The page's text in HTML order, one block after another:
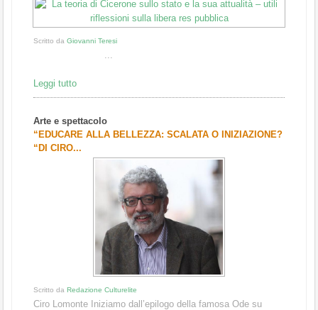
Scritto da Giovanni Teresi
...
Leggi tutto
Arte e spettacolo
“EDUCARE ALLA BELLEZZA: SCALATA O INIZIAZIONE?
“DI CIRO...
Scritto da Redazione Culturelite
Ciro Lomonte Iniziamo dall’epilogo della famosa Ode su